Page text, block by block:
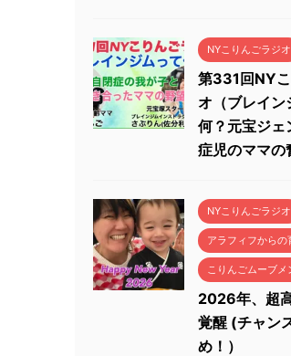
NYこりんごラジオ
第331回NY
オ（ブレイン
何？元宝ジェ
症児のママの
NYこりんごラジオ
アラフィフからの
こりんごムーブメ
2026年、超
覚醒 (チャン
め！）